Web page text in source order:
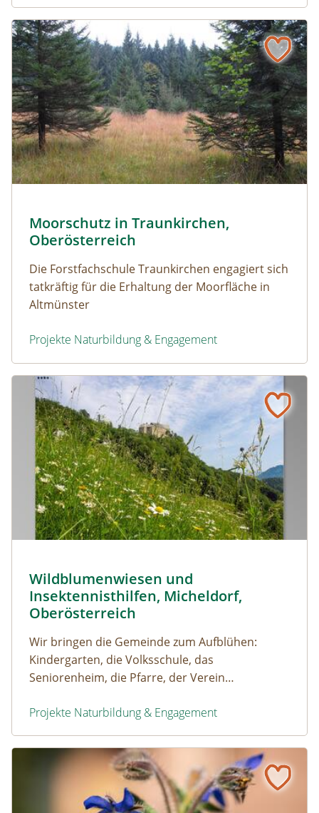
Naturpark - Schulgärten Ötscher-Tormäuer,
Naturerfolg: Moorschutz in Traunkirchen,
Naturerfolg: Moorschutz in Traunkirchen,
Moorschutz in Traunkirchen,
Oberösterreich
Die Forstfachschule Traunkirchen engagiert sich
tatkräftig für die Erhaltung der Moorfläche in
Altmünster
Projekte Naturbildung & Engagement
Moorschutz in Traunkirchen, Oberösterreich
Naturerfolg: Wildblumenwiesen und Insektennisthilfen,
Naturerfolg: Wildblumenwiesen und
Wildblumenwiesen und
Insektennisthilfen, Micheldorf,
Oberösterreich
Wir bringen die Gemeinde zum Aufblühen:
Kindergarten, die Volksschule, das
Seniorenheim, die Pfarre, der Verein
Projekte Naturbildung & Engagement
Wildblumenwiesen und Insektennisthilfen, Micheldorf,
Naturerfolg: Insektenresorts am Schulgelände,